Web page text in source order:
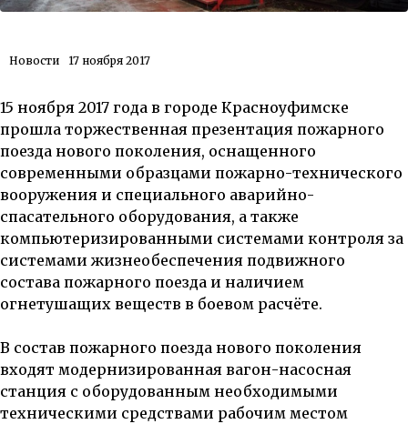
Новости 17 ноября 2017
15 ноября 2017 года в городе Красноуфимске
прошла торжественная презентация пожарного
поезда нового поколения, оснащенного
современными образцами пожарно-технического
вооружения и специального аварийно-
спасательного оборудования, а также
компьютеризированными системами контроля за
системами жизнеобеспечения подвижного
состава пожарного поезда и наличием
огнетушащих веществ в боевом расчёте.
В состав пожарного поезда нового поколения
входят модернизированная вагон-насосная
станция с оборудованным необходимыми
техническими средствами рабочим местом